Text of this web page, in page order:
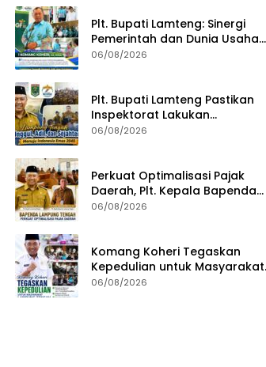
Plt. Bupati Lamteng: Sinergi
Pemerintah dan Dunia Usaha
Kunci Pembangunan
06/08/2026
Plt. Bupati Lamteng Pastikan
Inspektorat Lakukan
Pemeriksaan Akhir Masa
06/08/2026
Perkuat Optimalisasi Pajak
Daerah, Plt. Kepala Bapenda
Lampung Tengah Minta Seluruh
06/08/2026
Komang Koheri Tegaskan
Kepedulian untuk Masyarakat
Lampung Tengah Lewat
06/08/2026